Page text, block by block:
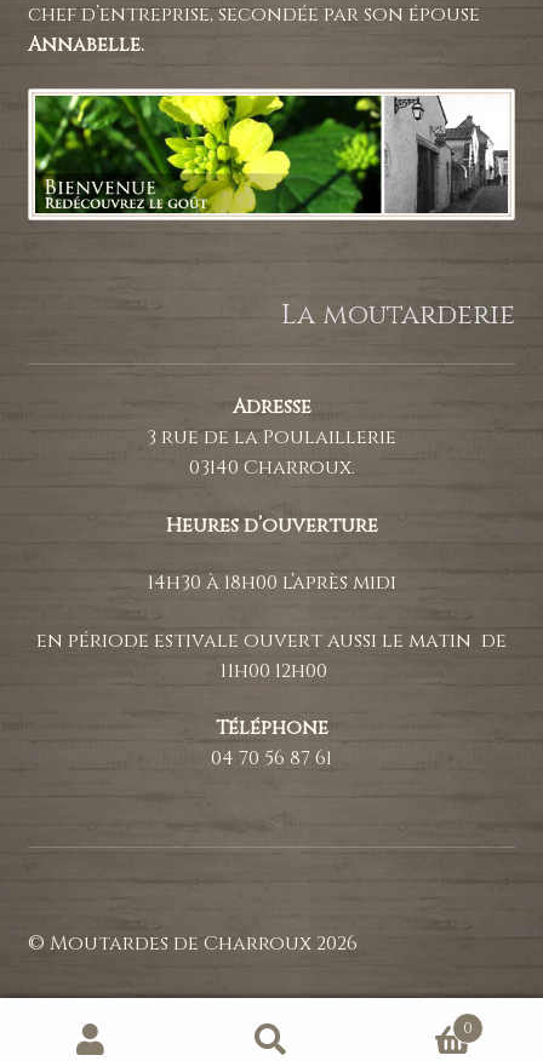
chef d’entreprise, secondée par son épouse
Annabelle.
La moutarderie
Adresse
3 rue de la Poulaillerie
03140 Charroux.
Heures d’ouverture
14h30 à 18h00 l’après midi
en période estivale ouvert aussi le matin de
11h00 12h00
Téléphone
04 70 56 87 61
© Moutardes de Charroux 2026
Recherche
Recherche
0